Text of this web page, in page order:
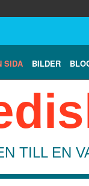
SIDA BILDER
TILL EN